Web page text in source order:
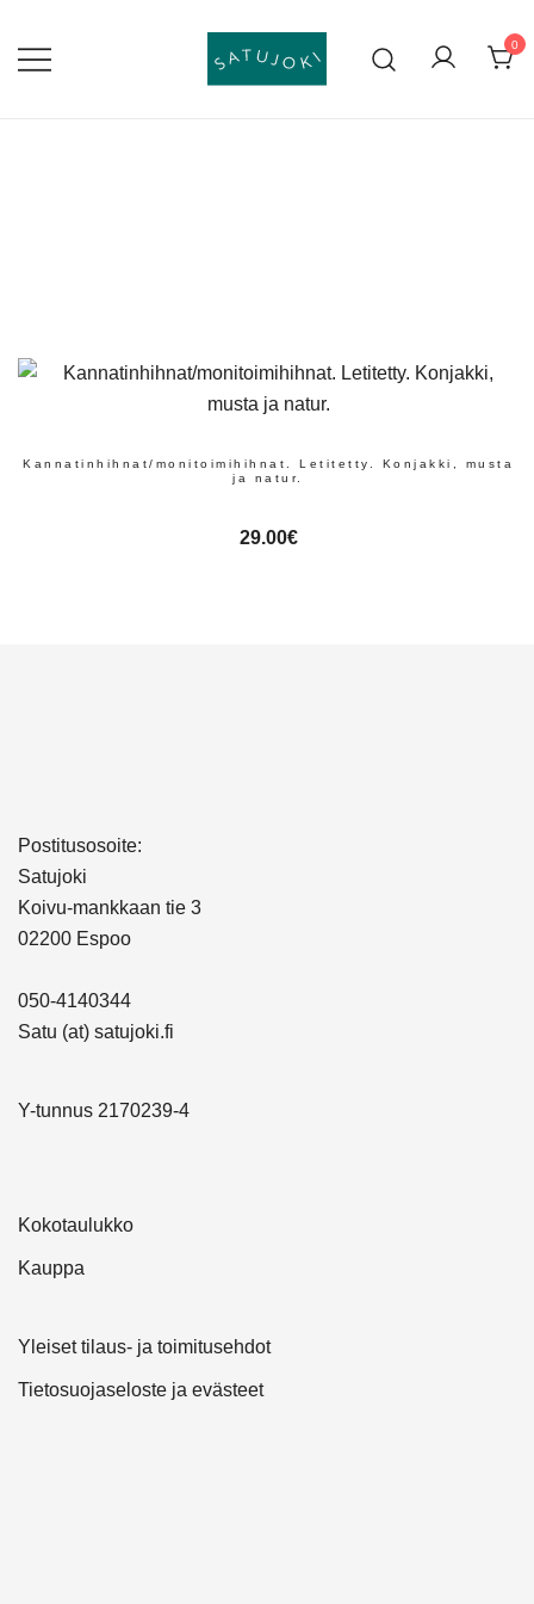
content
0
Kannatinhihnat/monitoimihihnat. Letitetty. Konjakki, musta
ja natur.
29.00€
Postitusosoite:
Satujoki
Koivu-mankkaan tie 3
02200 Espoo
050-4140344
Satu (at) satujoki.fi
Y-tunnus 2170239-4
Kokotaulukko
Kauppa
Yleiset tilaus- ja toimitusehdot
Tietosuojaseloste ja evästeet